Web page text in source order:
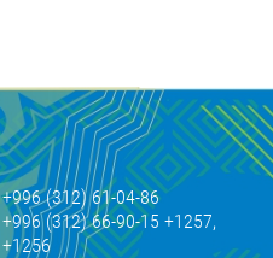
+996 (312) 61-04-86
+996 (312) 66-90-15 +1257,
+1256